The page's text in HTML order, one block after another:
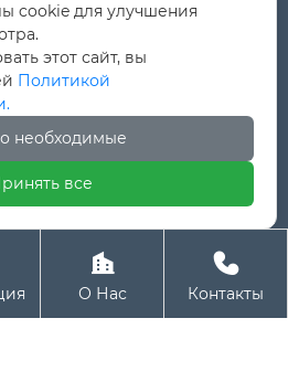
9, Зона экономического
(Северный район), провинция
ООО Шенгмайт (Сычуань)
(Экспортная компания)

О Нас

Контакты
cookie для улучшения
этот сайт, вы
Политикой
необходимые
все